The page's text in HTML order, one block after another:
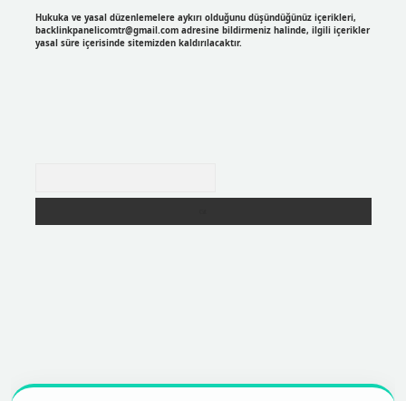
Hukuka ve yasal düzenlemelere aykırı olduğunu düşündüğünüz içerikleri,
backlinkpanelicomtr@gmail.comadresine bildirmeniz halinde, ilgili içerikler
yasal süre içerisinde sitemizden kaldırılacaktır.